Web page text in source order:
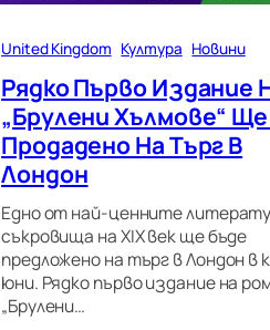
United Kingdom Култура Новини
Рядко Първо Издание
„Брулени Хълмове“
Продадено На Търг В
Лондон
Едно от най-ценните
съкровища на XIX век ще бъде
предложено на търг в Лондон в
юни. Рядко първо издание на
„Брулени…